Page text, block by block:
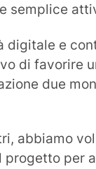
semplice
e
di favorire
due
abbiamo
per